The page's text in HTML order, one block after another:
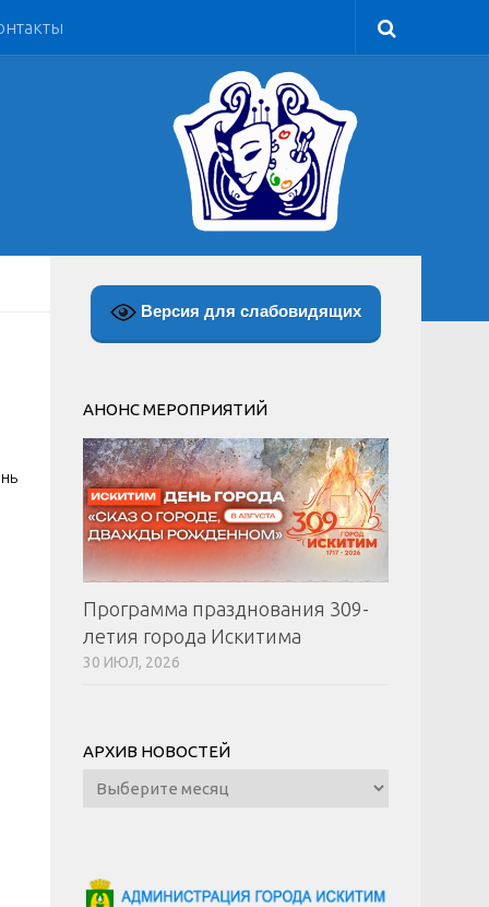
Версия для слабовидящих
АНОНС МЕРОПРИЯТИЙ
Программа празднования 309-
летия города Искитима
30 ИЮЛ, 2026
АРХИВ НОВОСТЕЙ
Архив
новостей